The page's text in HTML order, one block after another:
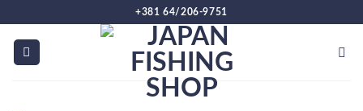
sadržaj
+381 64/206-9751